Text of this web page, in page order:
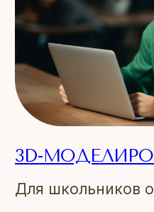
Для школьников
3D-